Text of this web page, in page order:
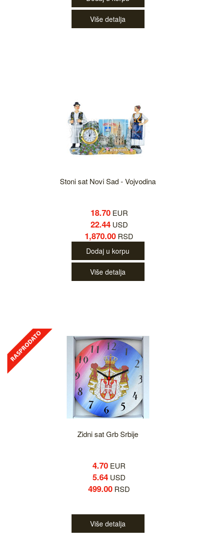
Više detalja
Stoni sat Novi Sad - Vojvodina
18.70EUR
22.44USD
1,870.00 RSD
Dodaj u korpu
Više detalja
Zidni sat Grb Srbije
4.70 EUR
5.64 USD
499.00 RSD
Više detalja